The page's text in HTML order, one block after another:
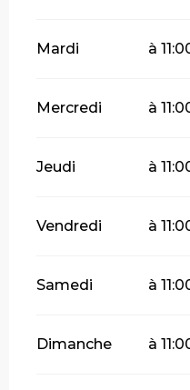
Mardi à
Mercredi à
Jeudi à
Vendredi à
Samedi à
Dimanche à